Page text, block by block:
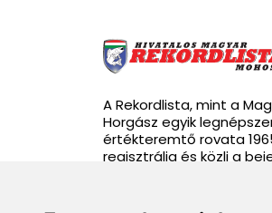
A Rekordlista, mint a
Horgász egyik
értékteremtő rovata
regisztrálja és közli a